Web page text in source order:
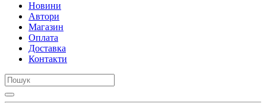
Новини
Автори
Магазин
Оплата
Доставка
Контакти